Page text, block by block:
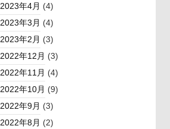
2023年4月 (4)
2023年3月 (4)
2023年2月 (3)
2022年12月 (3)
2022年11月 (4)
2022年10月 (9)
2022年9月 (3)
2022年8月 (2)